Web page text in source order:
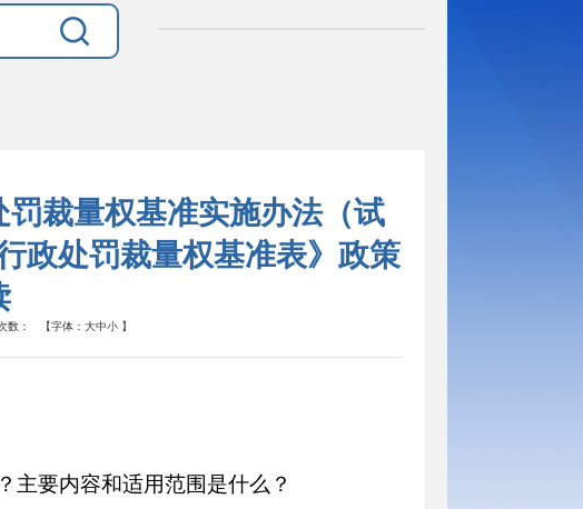
罚裁量权基准实施办法（试
政处罚裁量权基准表》政策
： 【字体： 大中小】
主要内容和适用范围是什么？